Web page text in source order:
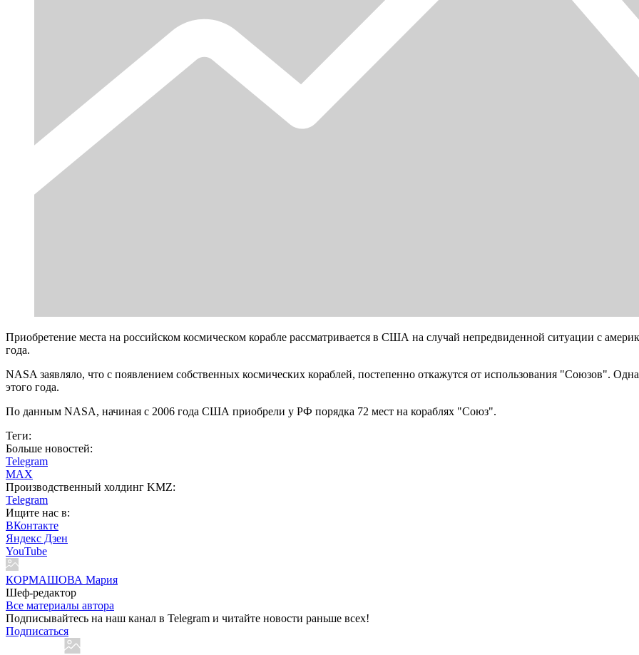
Приобретение места на российском космическом корабле рассматривается в США на случай непредвиденной ситуации с
года.
NASA заявляло, что с появлением собственных космических кораблей, постепенно откажутся от использования "Союзов".
этого года.
По данным NASA, начиная с 2006 года США приобрели у РФ порядка 72 мест на кораблях "Союз".
Теги:
Больше новостей:
Telegram
MAX
Производственный холдинг KMZ:
Telegram
Ищите нас в:
ВКонтакте
Яндекс Дзен
YouTube
КОРМАШОВА Мария
Шеф-редактор
Все материалы автора
Подписывайтесь на наш канал в Telegram и читайте новости раньше всех!
Подписаться